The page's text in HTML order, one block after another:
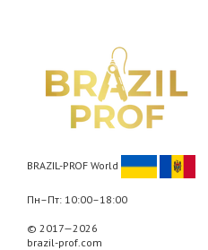
BRAZIL-PROF World
Пн–Пт: 10:00–18:00
© 2017—2026
brazil-prof.com